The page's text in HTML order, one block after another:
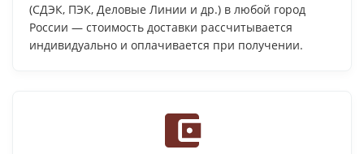
(СДЭК, ПЭК, Деловые Линии и др.) в любой город
России — стоимость доставки рассчитывается
индивидуально и оплачивается при получении.